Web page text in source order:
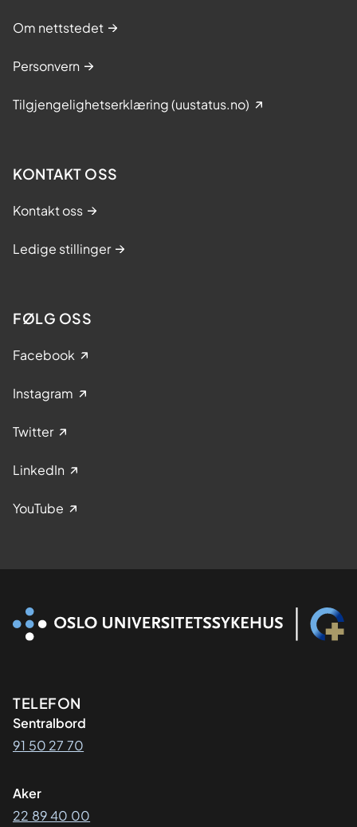
Om nettstedet
Personvern
Tilgjengelighetserklæring (uustatus.no)
KONTAKT OSS
Kontakt oss
Ledige stillinger
FØLG OSS
Facebook
Instagram
Twitter
LinkedIn
YouTube
Kontaktinformasjon
TELEFON
Sentralbord
91 50 27 70
Aker
22 89 40 00